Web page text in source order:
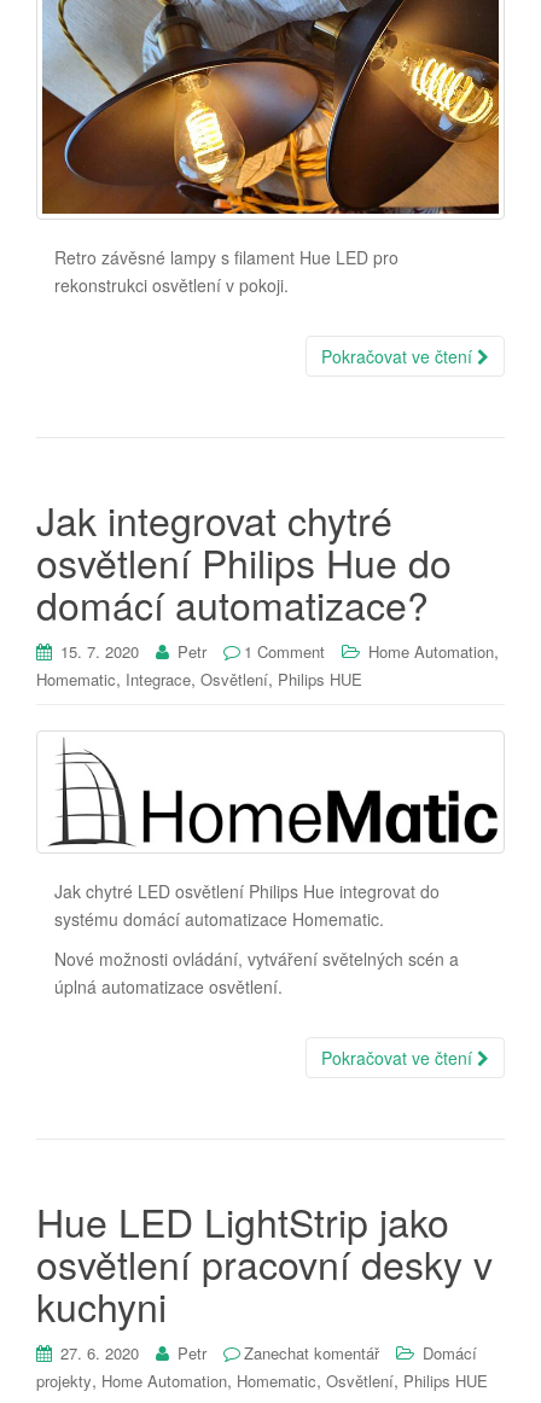
Retro závěsné lampy s filament Hue LED pro
rekonstrukci osvětlení v pokoji.
Pokračovat ve čtení
Jak integrovat chytré
osvětlení Philips Hue do
domácí automatizace?
15. 7. 2020 Petr 1 Comment Home Automation,
Homematic, Integrace, Osvětlení, Philips HUE
Jak chytré LED osvětlení Philips Hue integrovat do
systému domácí automatizace Homematic.
Nové možnosti ovládání, vytváření světelných scén a
úplná automatizace osvětlení.
Pokračovat ve čtení
Hue LED LightStrip jako
osvětlení pracovní desky v
kuchyni
27. 6. 2020 Petr Zanechat komentář
Domácí
projekty, Home Automation, Homematic, Osvětlení, Philips HUE